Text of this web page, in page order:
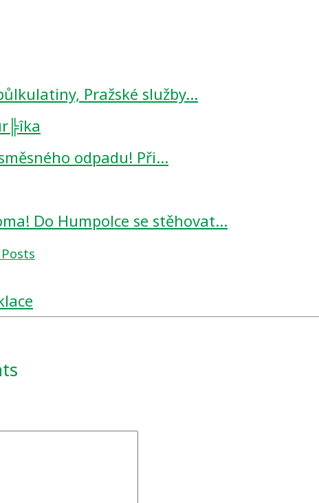
Pražské služby…
odpadu! Při…
Do Humpolce se stěhovat…